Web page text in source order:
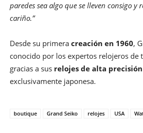
paredes sea algo que se lleven consigo y
cariño.”
Desde su primera creación en 1960,
conocido por los expertos relojeros de
gracias a sus relojes de alta precisión
exclusivamente japonesa.
boutique Grand Seiko relojes USA